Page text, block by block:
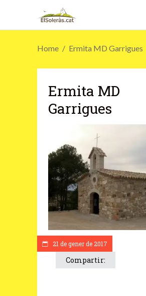
Home Ermita MD Garrigues
21 de gener de 2017
Ermita MD
Garrigues
Compartir: